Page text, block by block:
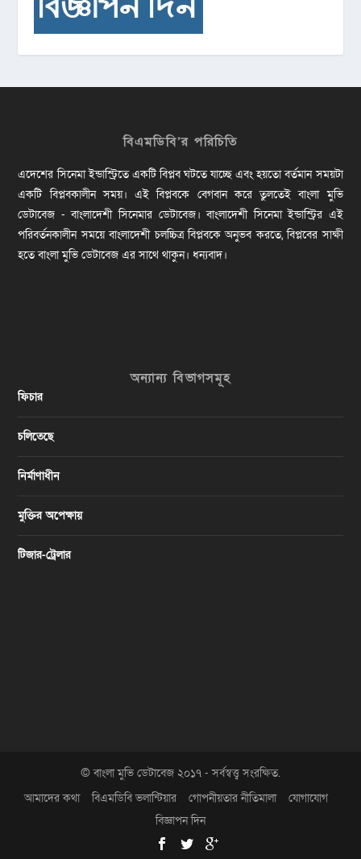
বিএমডিবি’র পরিচিতি
এদেশের সিনেমা ইন্ডাস্ট্রিতে একটি বিপ্লব ঘটতে যাচ্ছে এবং হয়তো বর্তমান সময়টা
একটি বিপ্লবকালীন সময়। এই বিপ্লবকে বেগবান করে তুলতেই বাংলা মুভি
ডেটাবেজ - বাংলাদেশী সিনেমার ডেটাবেজ। বাংলাদেশী সিনেমা ইন্ডাস্ট্রির এই
পরিবর্তনকালীন সময়ে বাংলাদেশী চলচ্চিত্র বিপ্লবকে অনুভব করতে, বিপ্লবের সাক্ষী
হতে বাংলা মুভি ডেটাবেজ এর সাথে থাকুন। ধন্যবাদ।
অন্যান্য বিভাগসমূহ
ফিচার
চলিতেছে
নির্মাণাধীন
মুক্তির অপেক্ষায়
টিজার-ট্রেলার
© বাংলা মুভি ডেটাবেজ ২০১৭ - সর্বস্বত্ত্ব সংরক্ষিত.
আমাদের কথা
বিএমডিবি ভলান্টিয়ার গোপনীয়তার নীতিমালা
যোগাযোগ
বিজ্ঞাপন দিন